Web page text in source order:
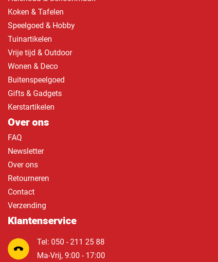
Koken & Tafelen
Speelgoed & Hobby
Tuinartikelen
Vrije tijd & Outdoor
Wonen & Deco
Buitenspeelgoed
Gifts & Gadgets
Kerstartikelen
Over ons
FAQ
Newsletter
Over ons
Retourneren
Contact
Verzending
Klantenservice
Tel: 050 - 211 25 88
Ma-Vrij, 9:00 - 17:00